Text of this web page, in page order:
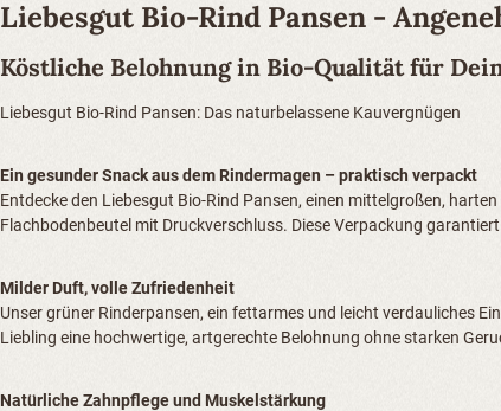
Liebesgut Bio-Rind Pansen -
Köstliche Belohnung in Bio-Qualität für
Liebesgut Bio-Rind Pansen: Das naturbelassene Kauvergnügen
Ein gesunder Snack aus dem Rindermagen – praktisch verpackt
Entdecke den Liebesgut Bio-Rind Pansen, einen mittelgroßen,
Flachbodenbeutel mit Druckverschluss. Diese Verpackung
Milder Duft, volle Zufriedenheit
Unser grüner Rinderpansen, ein fettarmes und leicht verdauliches
Liebling eine hochwertige, artgerechte Belohnung ohne starken
Natürliche Zahnpflege und Muskelstärkung